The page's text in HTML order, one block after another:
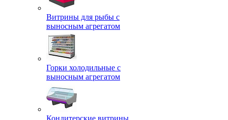
Витрины для рыбы с
выносным агрегатом
Горки холодильные с
выносным агрегатом
Кондитерские витрины